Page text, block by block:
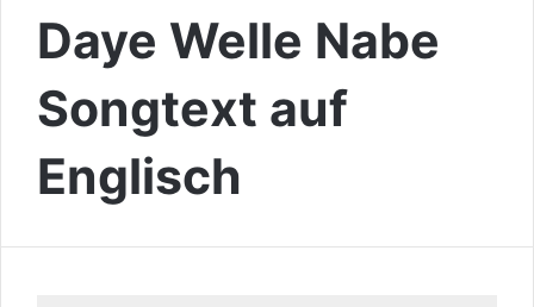
Daye Welle Nabe
Songtext auf
Englisch